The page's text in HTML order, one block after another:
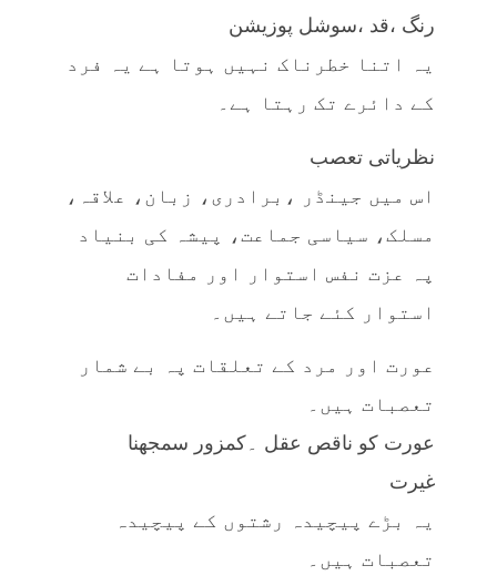
رنگ ،قد ،سوشل پوزیشن
یہ اتنا خطرناک نہیں ہوتا ہے یہ فرد
کے دائرے تک رہتا ہے۔
نظریاتی تعصب
اس میں جینڈر ،برادری، زبان، علاقہ،
مسلک، سیاسی جماعت، پیشہ کی بنیاد
پہ عزت نفس استوار اور مفادات
استوار کئے جاتے ہیں۔
عورت اور مرد کے تعلقات پہ بے شمار
تعصبات ہیں۔
عورت کو ناقص عقل ۔کمزور سمجھنا
غیرت
یہ بڑے پیچیدہ رشتوں کے پیچیدہ
تعصبات ہیں۔